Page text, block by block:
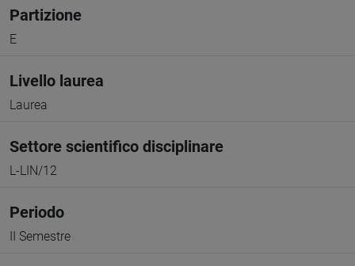
Partizione
E
Livello laurea
Laurea
Settore scientifico disciplinare
L-LIN/12
Periodo
II Semestre